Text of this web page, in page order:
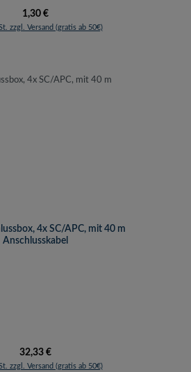
Regulärer Preis:
1,30 €
zzgl. Versand (gratis ab 50€)
4x SC/APC, mit 40 m
Anschlusskabel
Regulärer Preis:
32,33 €
zzgl. Versand (gratis ab 50€)